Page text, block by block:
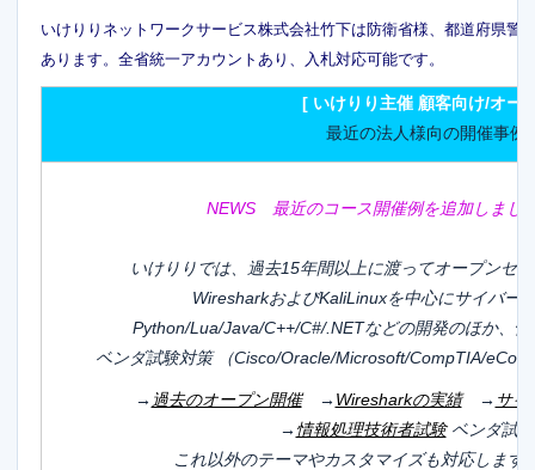
いけりりネットワークサービス株式会社竹下は防衛省様、都道府県
あります。全省統一アカウントあり、入札対応可能です。
[ いけりり主催 顧客向け/オー
最近の法人様向の開催事例
NEWS 最近のコース開催例を追加しまし
いけりりでは、過去15年間以上に渡ってオープンセ
WiresharkおよびKaliLinuxを中心にサイバー
Python/Lua/Java/C++/C#/.NETなどの開発のほか、
ベンダ試験対策 （Cisco/Oracle/Microsoft/CompTIA/
→ 過去のオープン開催→ Wiresharkの実績→ サイ
→ 情報処理技術者試験ベンダ試
これ以外のテーマやカスタマイズも対応します